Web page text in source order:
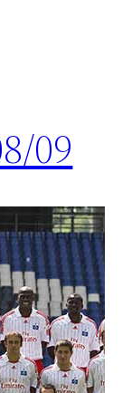
09